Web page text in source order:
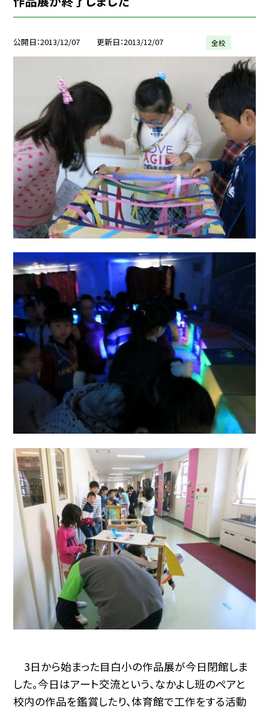
公開日 2013/12/07 更新日 2013/12/07 全校
3日から始まった目白小の作品展が今日閉館しま
した。今日はアート交流という、なかよし班のペアと
校内の作品を鑑賞したり、体育館で工作をする活動